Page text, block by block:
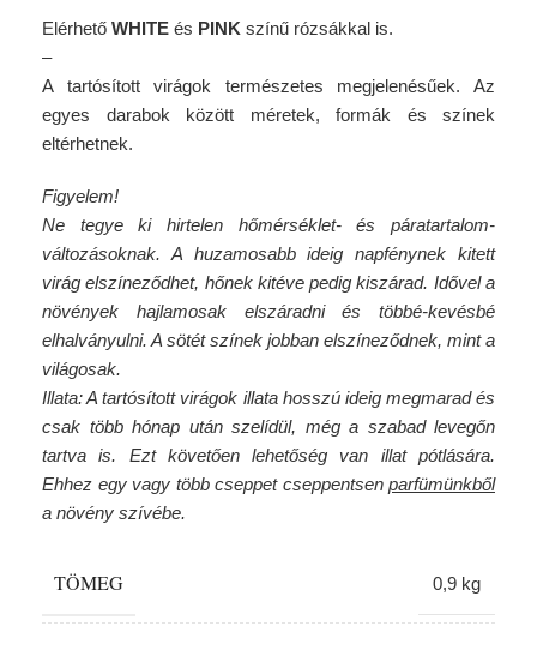
Elérhető WHITE és PINK színű rózsákkal is.
–
A tartósított virágok természetes megjelenésűek. Az
egyes darabok között méretek, formák és színek
eltérhetnek.
Figyelem!
Ne tegye ki hirtelen hőmérséklet- és páratartalom-
változásoknak. A huzamosabb ideig napfénynek kitett
virág elszíneződhet, hőnek kitéve pedig kiszárad. Idővel a
növények hajlamosak elszáradni és többé-kevésbé
elhalványulni. A sötét színek jobban elszíneződnek, mint a
világosak.
Illata: A tartósított virágok illata hosszú ideig megmarad és
csak több hónap után szelídül, még a szabad levegőn
tartva is. Ezt követően lehetőség van illat pótlására.
Ehhez egy vagy több cseppet cseppentsen parfümünkből
a növény szívébe.
TÖMEG 0,9 kg